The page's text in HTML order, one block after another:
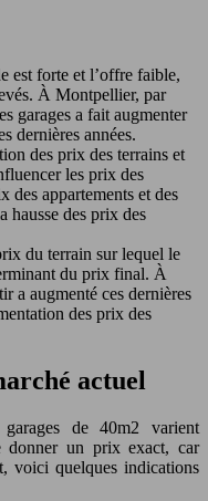
est forte et l’offre faible,
À Montpellier, par
garages a fait augmenter
dernières années.
des prix des terrains et
les prix des
des appartements et des
hausse des prix des
du terrain sur lequel le
du prix final. À
a augmenté ces dernières
des prix des
actuel
de 40m2 varient
donner un prix exact, car
voici quelques indications